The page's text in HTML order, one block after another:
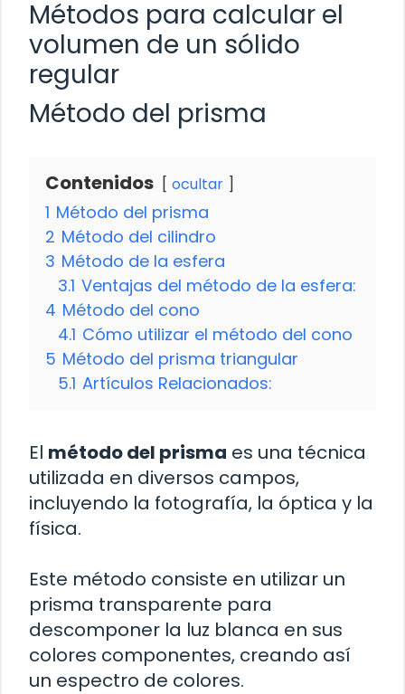
Métodos para calcular el
volumen de un sólido
regular
Método del prisma
Contenidos ocultar
1 Método del prisma
2 Método del cilindro
3 Método de la esfera
3.1 Ventajas del método de la esfera:
4 Método del cono
4.1 Cómo utilizar el método del cono
5 Método del prisma triangular
5.1 Artículos Relacionados:
El método del prisma es una técnica
utilizada en diversos campos,
incluyendo la fotografía, la óptica y la
física.
Este método consiste en utilizar un
prisma transparente para
descomponer la luz blanca en sus
colores componentes, creando así
un espectro de colores.